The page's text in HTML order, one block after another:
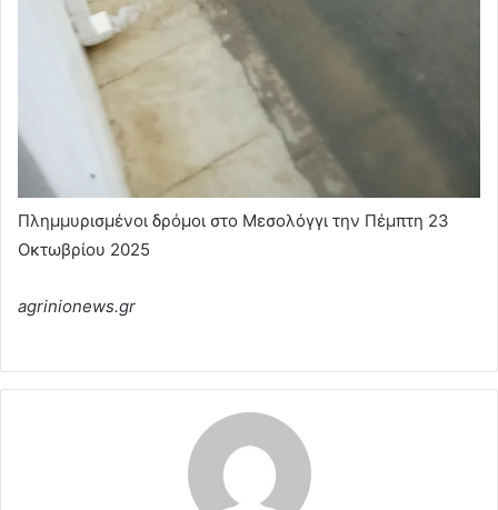
Πλημμυρισμένοι δρόμοι στο Μεσολόγγι την Πέμπτη 23
Οκτωβρίου 2025
agrinionews.gr